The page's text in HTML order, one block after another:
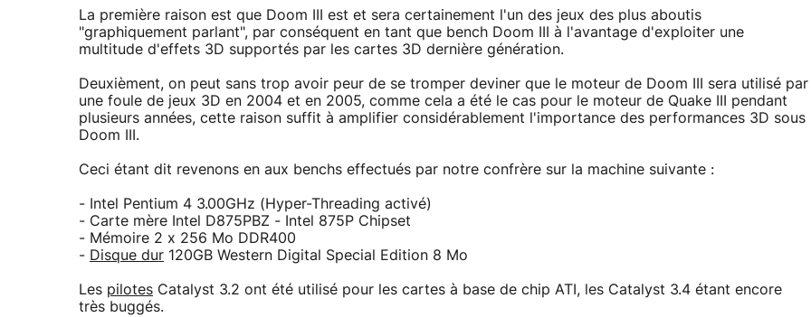
La première raison est que Doom III est et sera certainement l'un des jeux des plus aboutis
"graphiquement parlant", par conséquent en tant que bench Doom III à l'avantage d'exploiter une
multitude d'effets 3D supportés par les cartes 3D dernière génération.
Deuxièment, on peut sans trop avoir peur de se tromper deviner que le moteur de Doom III sera utilisé par
une foule de jeux 3D en 2004 et en 2005, comme cela a été le cas pour le moteur de Quake III pendant
plusieurs années, cette raison suffit à amplifier considérablement l'importance des performances 3D sous
Doom III.
Ceci étant dit revenons en aux benchs effectués par notre confrère sur la machine suivante :
- Intel Pentium 4 3.00GHz (Hyper-Threading activé)
- Carte mère Intel D875PBZ - Intel 875P Chipset
- Mémoire 2 x 256 Mo DDR400
- Disque dur 120GB Western Digital Special Edition 8 Mo
Les pilotes Catalyst 3.2 ont été utilisé pour les cartes à base de chip ATI, les Catalyst 3.4 étant encore
très buggés.